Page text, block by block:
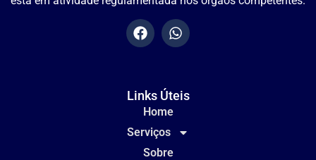
Links Úteis
Home
Serviços
Sobre